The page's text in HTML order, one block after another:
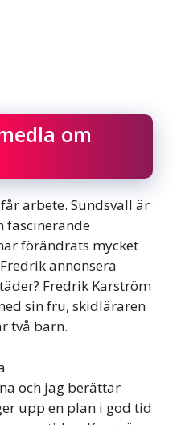
om
arbete. Sundsvall är
fascinerande
förändrats mycket
annonsera
Fredrik Karström
sin fru, skidläraren
två barn.
och jag berättar
upp en plan i god tid